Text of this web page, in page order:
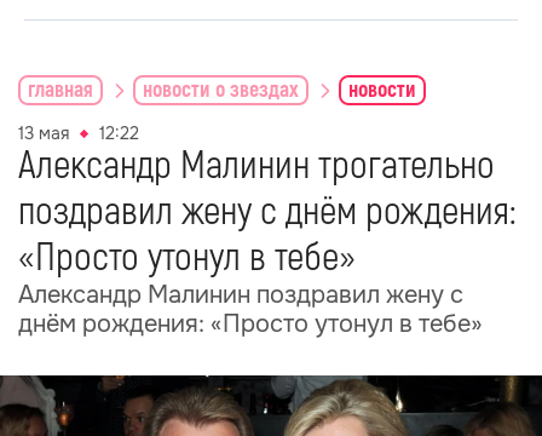
главная новости о звездах новости
13 мая 12:22
Александр Малинин трогательно
поздравил жену с днём рождения:
«Просто утонул в тебе»
Александр Малинин поздравил жену с
днём рождения: «Просто утонул в тебе»